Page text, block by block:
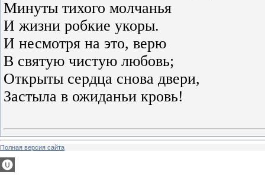
Минуты тихого молчанья
И жизни робкие укоры.
И несмотря на это, верю
В святую чистую любовь;
Открыты сердца снова двери,
Застыла в ожиданьи кровь!
Полная версия сайта